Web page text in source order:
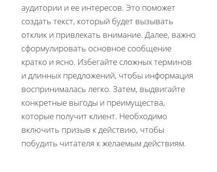
аудитории и ее интересов. Это поможет
создать текст, который будет вызывать
отклик и привлекать внимание. Далее, важно
сформулировать основное сообщение
кратко и ясно. Избегайте сложных терминов
и длинных предложений, чтобы информация
воспринималась легко. Затем, выдвигайте
конкретные выгоды и преимущества,
которые получит клиент. Необходимо
включить призыв к действию, чтобы
побудить читателя к желаемым действиям.